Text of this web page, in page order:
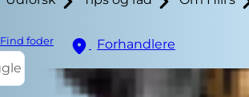
Find foder
Forhandlere